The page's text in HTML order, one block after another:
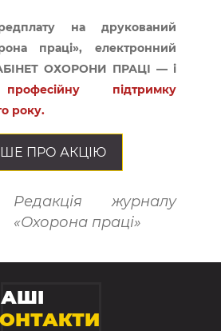
на друкований
праці», електронний
ОХОРОНИ ПРАЦІ — і
професійну підтримку
року.
ПРО АКЦІЮ
Редакція журналу
«Охорона праці»